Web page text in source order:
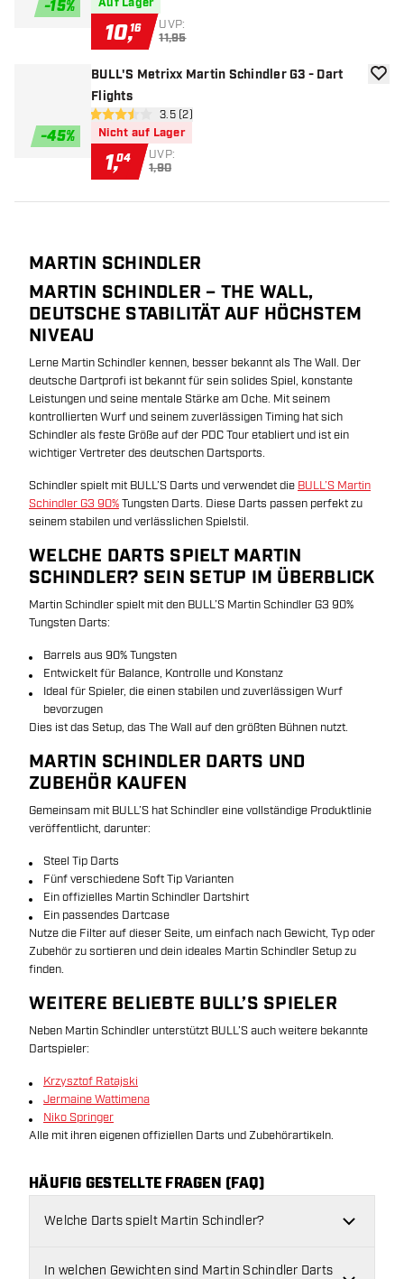
-15% Auf Lager
10,16 UVP:
11,95
-45%
BULL'S Metrixx Martin Schindler G3 - Dart
Flights
Bewertungsbereich öffnen
3.5 Bewertungssterne
3.5 (2)
Nicht auf Lager
1,04 UVP:
1,90
Zur
MARTIN SCHINDLER
MARTIN SCHINDLER – THE WALL,
DEUTSCHE STABILITÄT AUF HÖCHSTEM
NIVEAU
Lerne Martin Schindler kennen, besser bekannt als The Wall. Der
deutsche Dartprofi ist bekannt für sein solides Spiel, konstante
Leistungen und seine mentale Stärke am Oche. Mit seinem
kontrollierten Wurf und seinem zuverlässigen Timing hat sich
Schindler als feste Größe auf der PDC Tour etabliert und ist ein
wichtiger Vertreter des deutschen Dartsports.
Schindler spielt mit BULL’S Darts und verwendet die BULL’S Martin
Schindler G3 90%Tungsten Darts. Diese Darts passen perfekt zu
seinem stabilen und verlässlichen Spielstil.
WELCHE DARTS SPIELT MARTIN
SCHINDLER? SEIN SETUP IM ÜBERBLICK
Martin Schindler spielt mit den BULL’S Martin Schindler G3 90%
Tungsten Darts:
Barrels aus 90% Tungsten
Entwickelt für Balance, Kontrolle und Konstanz
Ideal für Spieler, die einen stabilen und zuverlässigen Wurf
bevorzugen
Dies ist das Setup, das The Wall auf den größten Bühnen nutzt.
MARTIN SCHINDLER DARTS UND
ZUBEHÖR KAUFEN
Gemeinsam mit BULL’S hat Schindler eine vollständige Produktlinie
veröffentlicht, darunter:
Steel Tip Darts
Fünf verschiedene Soft Tip Varianten
Ein offizielles Martin Schindler Dartshirt
Ein passendes Dartcase
Nutze die Filter auf dieser Seite, um einfach nach Gewicht, Typ oder
Zubehör zu sortieren und dein ideales Martin Schindler Setup zu
finden.
WEITERE BELIEBTE BULL’S SPIELER
Neben Martin Schindler unterstützt BULL’S auch weitere bekannte
Dartspieler:
Krzysztof Ratajski
Jermaine Wattimena
Niko Springer
Alle mit ihren eigenen offiziellen Darts und Zubehörartikeln.
HÄUFIG GESTELLTE FRAGEN (FAQ)
Welche Darts spielt Martin Schindler?
In welchen Gewichten sind Martin Schindler Darts